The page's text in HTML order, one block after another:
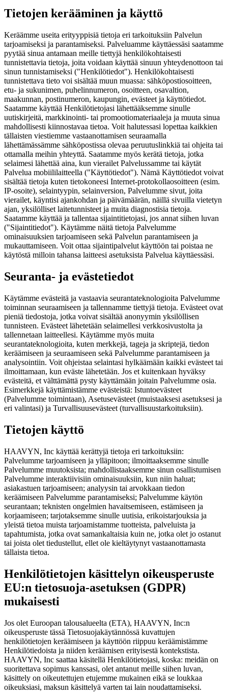
Tietojen kerääminen ja käyttö
Keräämme useita erityyppisiä tietoja eri tarkoituksiin Palvelun
tarjoamiseksi ja parantamiseksi. Palveluamme käyttäessäsi saatamme
pyytää sinua antamaan meille tiettyjä henkilökohtaisesti
tunnistettavia tietoja, joita voidaan käyttää sinuun yhteydenottoon tai
sinun tunnistamiseksi ("Henkilötiedot"). Henkilökohtaisesti
tunnistettava tieto voi sisältää muun muassa: sähköpostiosoitteen,
etu- ja sukunimen, puhelinnumeron, osoitteen, osavaltion,
maakunnan, postinumeron, kaupungin, evästeet ja käyttötiedot.
Saatamme käyttää Henkilötietojasi lähettääksemme sinulle
uutiskirjeitä, markkinointi- tai promootiomateriaaleja ja muuta sinua
mahdollisesti kiinnostavaa tietoa. Voit halutessasi lopettaa kaikkien
tällaisten viestiemme vastaanottamisen seuraamalla
lähettämässämme sähköpostissa olevaa peruutuslinkkiä tai ohjeita tai
ottamalla meihin yhteyttä. Saatamme myös kerätä tietoja, jotka
selaimesi lähettää aina, kun vierailet Palvelussamme tai käytät
Palvelua mobiililaitteella ("Käyttötiedot"). Nämä Käyttötiedot voivat
sisältää tietoja kuten tietokoneesi Internet-protokollaosoitteen (esim.
IP-osoite), selaintyypin, selainversion, Palvelumme sivut, joita
vierailet, käyntisi ajankohdan ja päivämäärän, näillä sivuilla vietetyn
ajan, yksilölliset laitetunnisteet ja muita diagnostisia tietoja.
Saatamme käyttää ja tallentaa sijaintitietojasi, jos annat siihen luvan
("Sijaintitiedot"). Käytämme näitä tietoja Palvelumme
ominaisuuksien tarjoamiseen sekä Palvelun parantamiseen ja
mukauttamiseen. Voit ottaa sijaintipalvelut käyttöön tai poistaa ne
käytöstä milloin tahansa laitteesi asetuksista Palvelua käyttäessäsi.
Seuranta- ja evästetiedot
Käytämme evästeitä ja vastaavia seurantateknologioita Palvelumme
toiminnan seuraamiseen ja tallennamme tiettyjä tietoja. Evästeet ovat
pieniä tiedostoja, jotka voivat sisältää anonyymin yksilöllisen
tunnisteen. Evästeet lähetetään selaimellesi verkkosivustolta ja
tallennetaan laitteellesi. Käytämme myös muita
seurantateknologioita, kuten merkkejä, tageja ja skriptejä, tiedon
keräämiseen ja seuraamiseen sekä Palvelumme parantamiseen ja
analysointiin. Voit ohjeistaa selaintasi hylkäämään kaikki evästeet tai
ilmoittamaan, kun eväste lähetetään. Jos et kuitenkaan hyväksy
evästeitä, et välttämättä pysty käyttämään joitain Palvelumme osia.
Esimerkkejä käyttämistämme evästeistä: Istuntoevästeet
(Palvelumme toimintaan), Asetusevästeet (muistaaksesi asetuksesi ja
eri valintasi) ja Turvallisuusevästeet (turvallisuustarkoituksiin).
Tietojen käyttö
HAAVYN, Inc käyttää kerättyjä tietoja eri tarkoituksiin:
Palvelumme tarjoamiseen ja ylläpitoon; ilmoittaaksemme sinulle
Palvelumme muutoksista; mahdollistaaksemme sinun osallistumisen
Palvelumme interaktiivisiin ominaisuuksiin, kun niin haluat;
asiakastuen tarjoamiseen; analyysin tai arvokkaan tiedon
keräämiseen Palvelumme parantamiseksi; Palvelumme käytön
seurantaan; teknisten ongelmien havaitsemiseen, estämiseen ja
korjaamiseen; tarjotaksemme sinulle uutisia, erikoistarjouksia ja
yleistä tietoa muista tarjoamistamme tuotteista, palveluista ja
tapahtumista, jotka ovat samankaltaisia kuin ne, jotka olet jo ostanut
tai joista olet tiedustellut, ellet ole kieltäytynyt vastaanottamasta
tällaista tietoa.
Henkilötietojen käsittelyn oikeusperuste
EU:n tietosuoja-asetuksen (GDPR)
mukaisesti
Jos olet Euroopan talousalueelta (ETA), HAAVYN, Inc:n
oikeusperuste tässä Tietosuojakäytännössä kuvattujen
henkilötietojen keräämiseen ja käyttöön riippuu keräämistämme
Henkilötiedoista ja niiden keräämisen erityisestä kontekstista.
HAAVYN, Inc saattaa käsitellä Henkilötietojasi, koska: meidän on
suoritettava sopimus kanssasi, olet antanut meille siihen luvan,
käsittely on oikeutettujen etujemme mukainen eikä se loukkaa
oikeuksiasi, maksun käsittelyä varten tai lain noudattamiseksi.